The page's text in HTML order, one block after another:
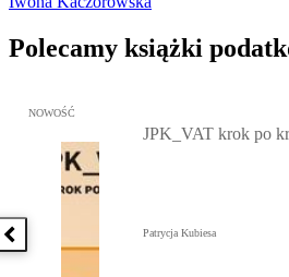
Polecamy książki
Poprzednia książka
Przejdź do: JPK_VAT krok po kroku
NOWOŚĆ
JPK_VAT krok po
Patrycja Kubiesa